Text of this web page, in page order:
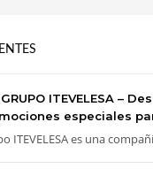
ITEVELESA –
especiales
ITEVELESA es una